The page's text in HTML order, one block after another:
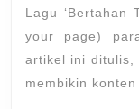
Lagu ‘Bertahan
your page)
artikel ini ditulis,
membikin